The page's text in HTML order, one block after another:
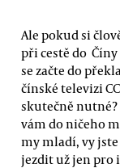
Ale pokud si
při cestě do
se začte do
čínské televizi
skutečně nutné?
vám do ničeho
my mladí, vy
jezdit už jen pro